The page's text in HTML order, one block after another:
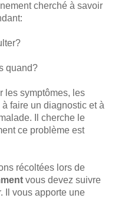
cherché à savoir
quand?
les symptômes, les
faire un diagnostic et à
Il cherche le
ce problème est
récoltées lors de
vous devez suivre
Il vous apporte une